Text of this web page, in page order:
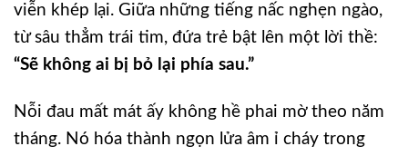
viễn khép lại. Giữa những tiếng nấc nghẹn ngào,
từ sâu thẳm trái tim, đứa trẻ bật lên một lời thề:
“Sẽ không ai bị bỏ lại phía sau.”
Nỗi đau mất mát ấy không hề phai mờ theo năm
tháng. Nó hóa thành ngọn lửa âm ỉ cháy trong